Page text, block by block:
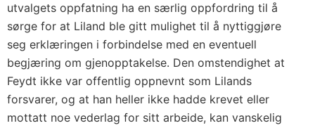
utvalgets oppfatning ha en særlig oppfordring til å
sørge for at Liland ble gitt mulighet til å nyttiggjøre
seg erklæringen i forbindelse med en eventuell
begjæring om gjenopptakelse. Den omstendighet at
Feydt ikke var offentlig oppnevnt som Lilands
forsvarer, og at han heller ikke hadde krevet eller
mottatt noe vederlag for sitt arbeide, kan vanskelig